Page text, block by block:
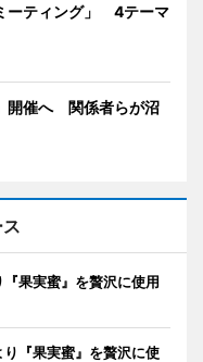
ーティング」 4テーマ
開催へ 関係者らが沼
果実蜜』を贅沢に使用
『果実蜜』を贅沢に使